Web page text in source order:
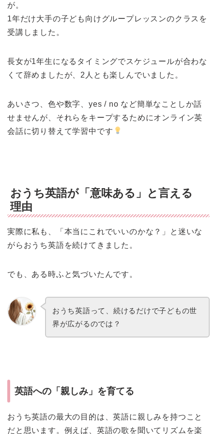
が。
1年だけ大手の子ども向けグループレッスンのクラスを
受講しました。
長女が1年生になるタイミングでスケジュールが合わな
くて辞めましたが、2人とも楽しんでいました。
あいさつ、色や数字、yes / no など簡単なことしか話
せませんが、それらをキープするためにオンライン英
会話に切り替えて学習中です
おうち英語が「意味ある」と言える
理由
実際に私も、「本当にこれでいいのかな？」と迷いな
がらおうち英語を続けてきました。
でも、ある時ふと気づいたんです。
おうち英語って、続けるだけで子どもの世
界が広がるのでは？
英語への「親しみ」を育てる
おうち英語の最大の目的は、英語に親しみを持つこと
だと思います。例えば、英語の歌を聞いてリズムを楽